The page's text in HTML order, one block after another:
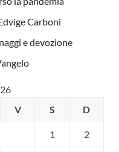
Carboni
e devozione
V S D
1 2